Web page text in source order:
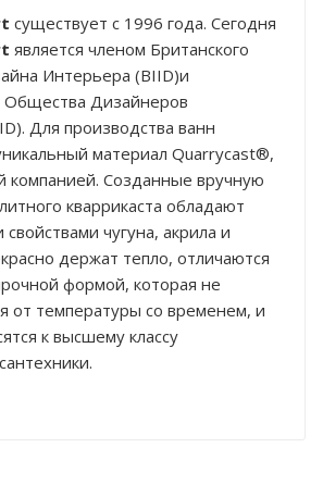
существует с 1996 года. Сегодня
является членом Британского
Интерьера (BIID)и
Общества Дизайнеров
Для производства ванн
материал Quarrycast®,
компанией. Созданные вручную
кваррикаста обладают
чугуна, акрила и
держат тепло, отличаются
формой, которая не
от температуры со временем, и
к высшему классу